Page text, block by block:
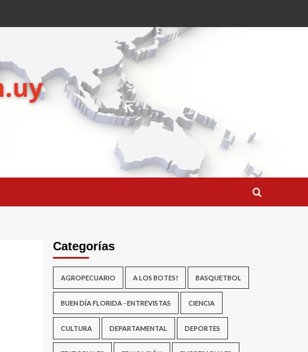
Categorías
AGROPECUARIO A LOS BOTES! BASQUETBOL
BUEN DÍA FLORIDA - ENTREVISTAS CIENCIA
CULTURA DEPARTAMENTAL DEPORTES